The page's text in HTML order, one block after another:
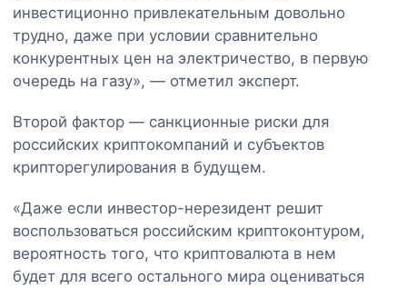
инвестиционно привлекательным довольно
трудно, даже при условии сравнительно
конкурентных цен на электричество, в первую
очередь на газу», — отметил эксперт.
Второй фактор — санкционные риски для
российских криптокомпаний и субъектов
крипторегулирования в будущем.
«Даже если инвестор-нерезидент решит
воспользоваться российским криптоконтуром,
вероятность того, что криптовалюта в нем
будет для всего остального мира оцениваться